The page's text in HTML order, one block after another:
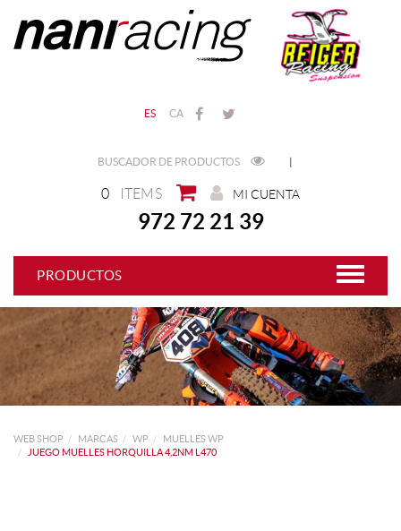
ES CA
BUSCADOR DE PRODUCTOS |
0 ITEMS MI CUENTA
972 72 21 39
PRODUCTOS
WEB SHOP MARCAS WP
MUELLES WP
JUEGO MUELLES HORQUILLA 4,2NM L470